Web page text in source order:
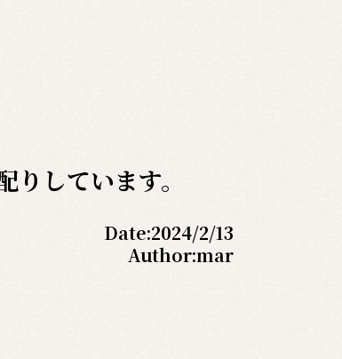
しています。
Date:2024/2/13
Author:mar